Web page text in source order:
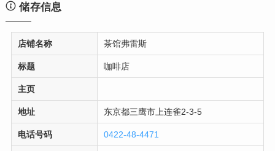
储存信息
店铺名称 茶馆弗雷斯
标题 咖啡店
主页
地址 东京都三鹰市上连雀2-3-5
电话号码 0422-48-4471